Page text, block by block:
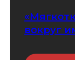
вокруг